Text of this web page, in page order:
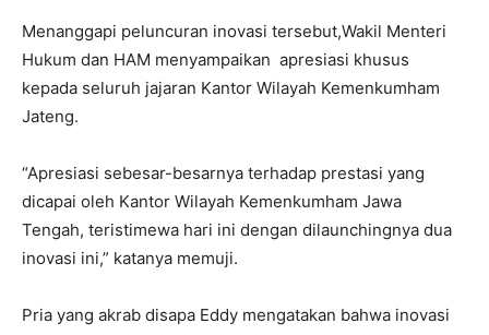
Menanggapi peluncuran inovasi tersebut,Wakil Menteri
Hukum dan HAM menyampaikan apresiasi khusus
kepada seluruh jajaran Kantor Wilayah Kemenkumham
Jateng.
“Apresiasi sebesar-besarnya terhadap prestasi yang
dicapai oleh Kantor Wilayah Kemenkumham Jawa
Tengah, teristimewa hari ini dengan dilaunchingnya dua
inovasi ini,” katanya memuji.
Pria yang akrab disapa Eddy mengatakan bahwa inovasi